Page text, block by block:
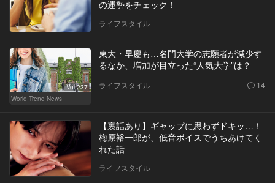
の運勢をチェック！
ライフスタイル
Vol.237
World Trend News
東大・早慶も…名門大学の志願者が減少す
るなか、増加が目立った“人気大学”は？
ライフスタイル 14
【裏話あり】ギャップに思わずドキッ…！
梅原裕一郎が、低音ボイスでうちあけてく
れた話
ライフスタイル